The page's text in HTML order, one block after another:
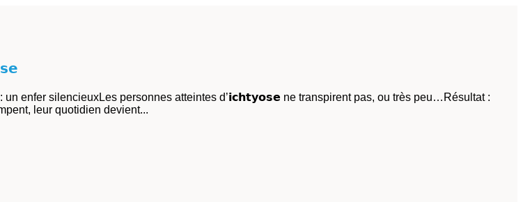
enfer silencieuxLes personnes atteintes d’𝗶𝗰𝗵𝘁𝘆𝗼𝘀𝗲 ne transpirent pas, ou très peu…Résultat :
leur quotidien devient...